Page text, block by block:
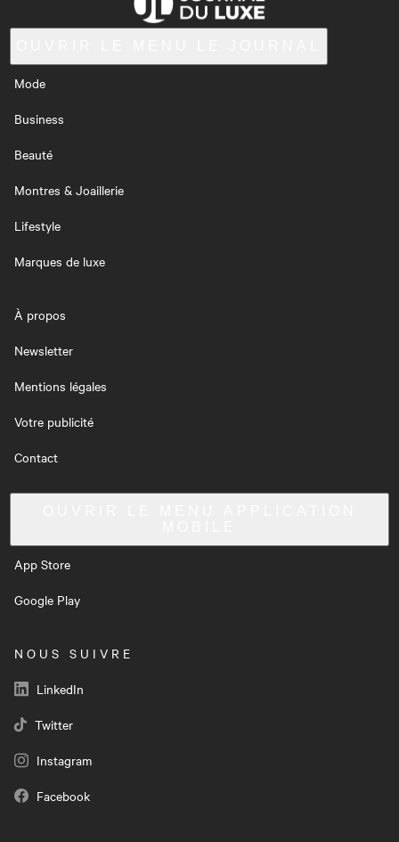
Mode
Business
Beauté
Montres & Joaillerie
Lifestyle
Marques de luxe
À propos
Newsletter
Mentions légales
Votre publicité
Contact
App Store
Google Play
NOUS SUIVRE
LinkedIn
Twitter
Instagram
Facebook